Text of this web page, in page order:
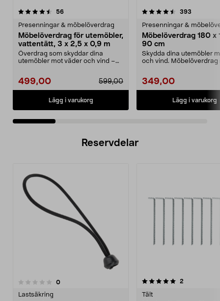
56recensioner
Presenningar & möbelöverdrag
Möbelöverdrag för utemöbler,
vattentätt, 3 x 2,5 x 0,9 m
Överdrag som skyddar dina
utemöbler mot väder och vind –
499,00 599,00
Lägg i varukorg
4.5 av 5 stjärnor 393
Presenningar &
Möbelöverdrag 180 x
90 cm
Skydda dina utemöbler
och vind. Möbelöverdrag
349,00
Lägg i varukorg
4.5 av 5 stjärnor
Reservdelar
0recensioner
Lastsäkring
5.0av 5 stjärnor 2
Tält
5.0av 5 stjärnor